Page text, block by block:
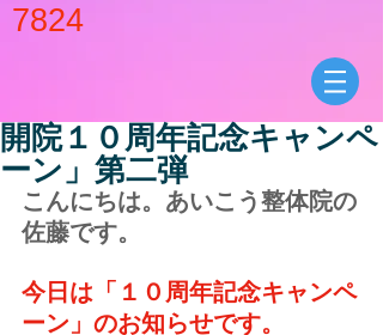
7824
開院１０周年記念キャンペ
ーン」第二弾
こんにちは。あいこう整体院の
佐藤です。
今日は「１０周年記念キャンペ
ーン」のお知らせです。